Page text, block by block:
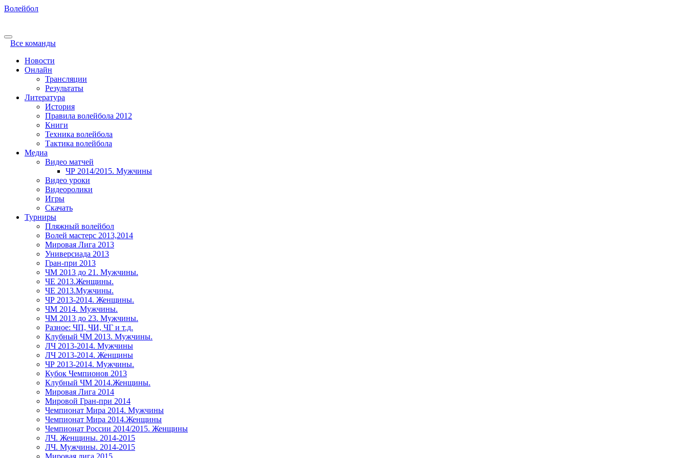
Волейбол
Все команды
Новости
Онлайн
Трансляции
Результаты
Литература
История
Правила волейбола 2012
Книги
Техника волейбола
Тактика волейбола
Медиа
Видео матчей
ЧР 2014/2015. Мужчины
Видео уроки
Видеоролики
Игры
Скачать
Турниры
Пляжный волейбол
Волей мастерс 2013,2014
Мировая Лига 2013
Универсиада 2013
Гран-при 2013
ЧМ 2013 до 21. Мужчины.
ЧЕ 2013.Женщины.
ЧЕ 2013.Мужчины.
ЧР 2013-2014. Женщины.
ЧМ 2014. Мужчины.
ЧМ 2013 до 23. Мужчины.
Разное: ЧП, ЧИ, ЧГ и т.д.
Клубный ЧМ 2013. Мужчины.
ЛЧ 2013-2014. Мужчины
ЛЧ 2013-2014. Женщины
ЧР 2013-2014. Мужчины.
Кубок Чемпионов 2013
Клубный ЧМ 2014.Женщины.
Мировая Лига 2014
Мировой Гран-при 2014
Чемпионат Мира 2014. Мужчины
Чемпионат Мира 2014.Женщины
Чемпионат России 2014/2015. Женщины
ЛЧ. Женщины. 2014-2015
ЛЧ. Мужчины. 2014-2015
Мировая лига 2015